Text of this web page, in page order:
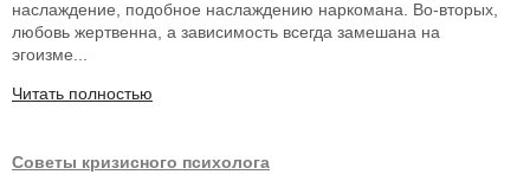
наслаждение, подобное наслаждению наркомана. Во-вторых,
любовь жертвенна, а зависимость всегда замешана на
эгоизме...
Читать полностью
Советы кризисного психолога